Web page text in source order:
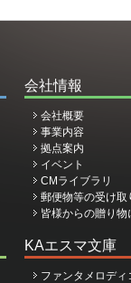
会社情報
会社概要
事業内容
拠点案内
イベント
CMライブラリ
郵便物等の受け取
皆様からの贈り
KAエスマ文庫
ファンタメロデ